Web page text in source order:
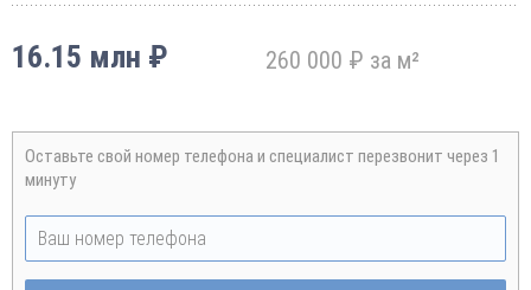
16.15 млн ₽ 260 000 ₽ за м²
Оставьте свой номер телефона и специалист перезвонит через 1
минуту